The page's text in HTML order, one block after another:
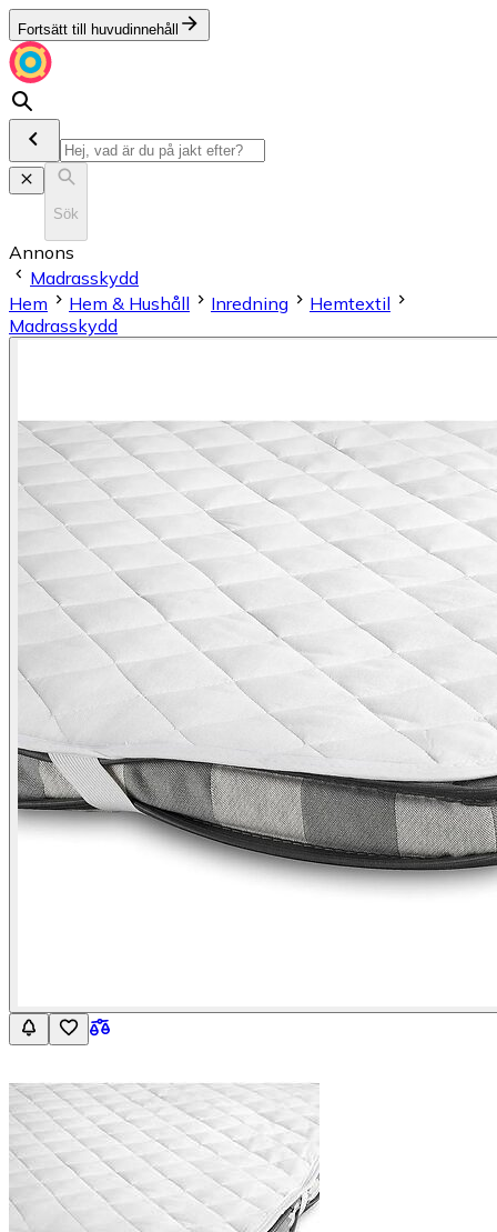
Fortsätt till huvudinnehåll
Sök
Annons
Madrasskydd
Hem
Hem & Hushåll Inredning
Hemtextil
Madrasskydd